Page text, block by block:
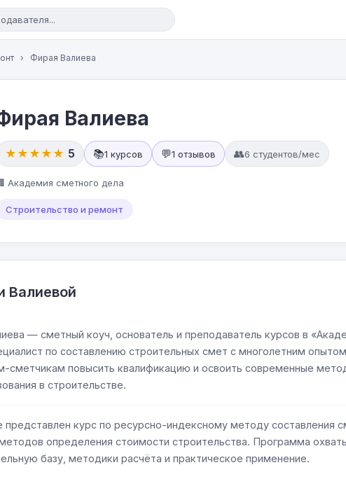
› Фирая Валиева
Валиева
★★★★★ 5 📚1 курсов 💬1 отзывов 👥6 студентов/мес
Академия сметного дела
Строительство и ремонт
Валиевой
— сметный коуч, основатель и преподаватель курсов в
по составлению строительных смет с многолетним
сметчикам повысить квалификацию и освоить современные
в строительстве.
представлен курс по ресурсно-индексному методу составления
определения стоимости строительства. Программа
базу, методики расчёта и практическое применение.